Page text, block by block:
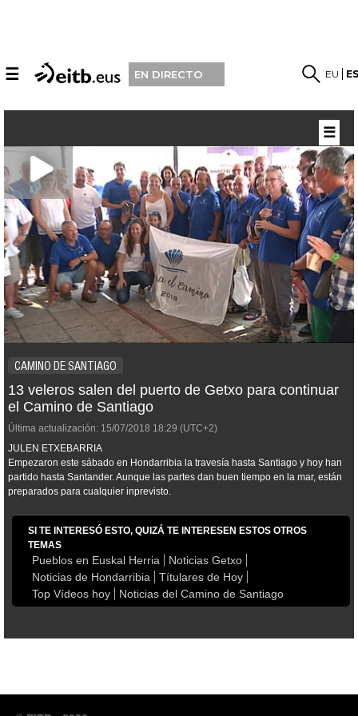
☰ EN DIRECTO EU
CAMINO DE SANTIAGO
13 veleros salen del puerto de Getxo para continuar
el Camino de Santiago
Última actualización: 15/07/2018 18:29 (UTC+2)
JULEN ETXEBARRIA
Empezaron este sábado en Hondarribia la travesía hasta Santiago y hoy han
partido hasta Santander. Aunque las partes dan buen tiempo en la mar, están
preparados para cualquier inprevisto.
SI TE INTERESÓ ESTO, QUIZÁ TE INTERESEN ESTOS OTROS
TEMAS
Pueblos en Euskal Herria
Noticias Getxo
Noticias de Hondarribia
Títulares de Hoy
Top Vídeos hoy
Noticias del Camino de Santiago
☰